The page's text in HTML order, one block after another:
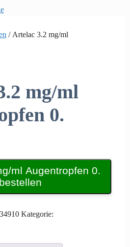
/ Artelac 3.2 mg/ml
mg/ml
0.
ml Augentropfen 0.
bestellen
Kategorie: